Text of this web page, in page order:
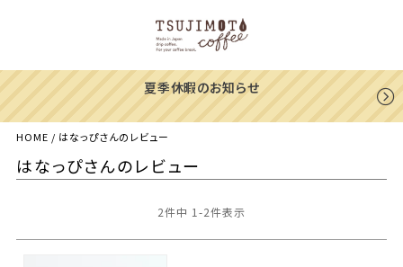
夏季休暇のお知らせ
HOME はなっぴさんのレビュー
はなっぴさんのレビュー
2件中 1 -2件表示